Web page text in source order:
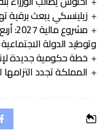
زيلينسكي يبعث برقية
وتوطيد الدولة الاجتماعية
خطة حكومية جديدة
المملكة تجدد